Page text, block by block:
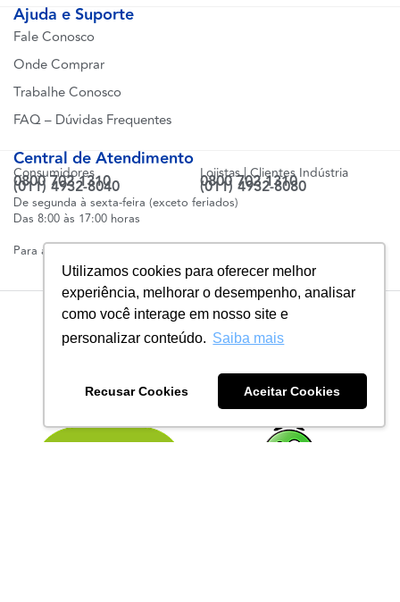
Utilizamos cookies para oferecer melhor
experiência, melhorar o desempenho, analisar
como você interage em nosso site e
personalizar conteúdo. Saiba mais
Recusar Cookies Aceitar Cookies
Ajuda e Suporte
Fale Conosco
Onde Comprar
Trabalhe Conosco
FAQ – Dúvidas Frequentes
Central de Atendimento
Consumidores
0800 702 1310
(011) 4932-8040
Lojistas | Clientes Indústria
0800 702 1310
(011) 4932-8080
De segunda à sexta-feira (exceto feriados)
Das 8:00 às 17:00 horas
Para assuntos corporativos: